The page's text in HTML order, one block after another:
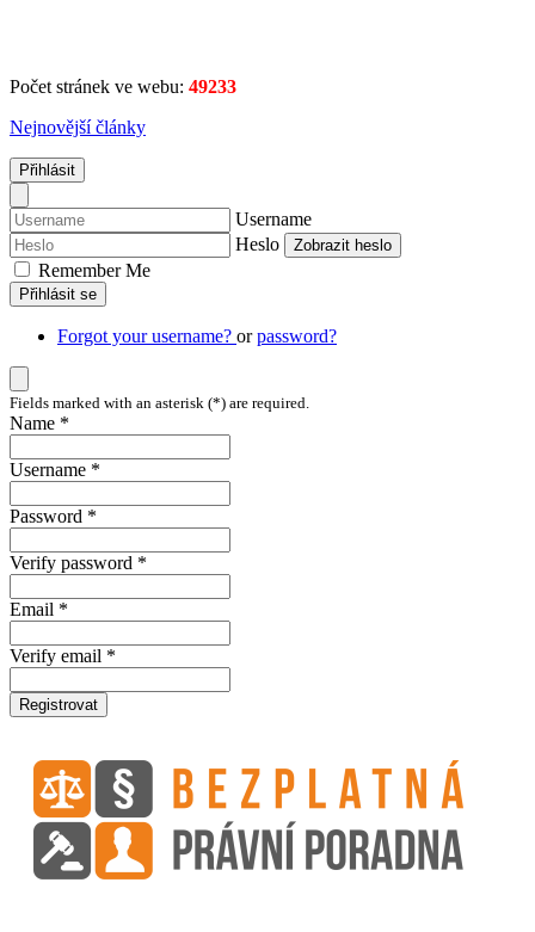
Počet stránek ve webu: 49233
Nejnovější články
Přihlásit
Username
Heslo
Zobrazit heslo
Remember Me
Přihlásit se
Forgot your username? orpassword?
Fields marked with an asterisk (*) are required.
Name *
Username *
Password *
Verify password *
Email *
Verify email *
Registrovat